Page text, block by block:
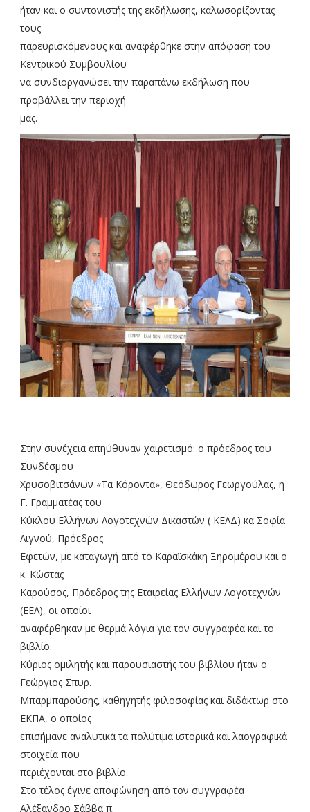
ήταν και ο συντονιστής της εκδήλωσης, καλωσορίζοντας
τους
παρευρισκόμενους και αναφέρθηκε στην απόφαση του
Κεντρικού Συμβουλίου
να συνδιοργανώσει την παραπάνω εκδήλωση που
προβάλλει την περιοχή
μας.
Στην συνέχεια απηύθυναν χαιρετισμό: ο πρόεδρος του
Συνδέσμου
Χρυσοβιτσάνων «Τα Κόροντα», Θεόδωρος Γεωργούλας, η
Γ. Γραμματέας του
Κύκλου Ελλήνων Λογοτεχνών Δικαστών ( ΚΕΛΔ) κα Σοφία
Λιγνού, Πρόεδρος
Εφετών, με καταγωγή από το Καραϊσκάκη Ξηρομέρου και ο
κ. Κώστας
Καρούσος, Πρόεδρος της Εταιρείας Ελλήνων Λογοτεχνών
(ΕΕΛ), οι οποίοι
αναφέρθηκαν με θερμά λόγια για τον συγγραφέα και το
βιβλίο.
Κύριος ομιλητής και παρουσιαστής του βιβλίου ήταν ο
Γεώργιος Σπυρ.
Μπαρμπαρούσης, καθηγητής φιλοσοφίας και διδάκτωρ στο
ΕΚΠΑ, ο οποίος
επισήμανε αναλυτικά τα πολύτιμα ιστορικά και λαογραφικά
στοιχεία που
περιέχονται στο βιβλίο.
Στο τέλος έγινε αποφώνηση από τον συγγραφέα
Αλέξανδρο Σάββα π.